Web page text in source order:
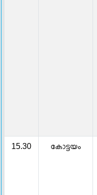
15.30 കോട്ടയം